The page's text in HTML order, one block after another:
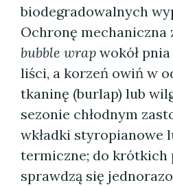
biodegradowalnych
Ochronę
bubble wrap wokół
liści, a korzeń owiń w
tkaninę (burlap) lub
sezonie chłodnym
wkładki styropianowe
termiczne; do krótkich
sprawdzą się